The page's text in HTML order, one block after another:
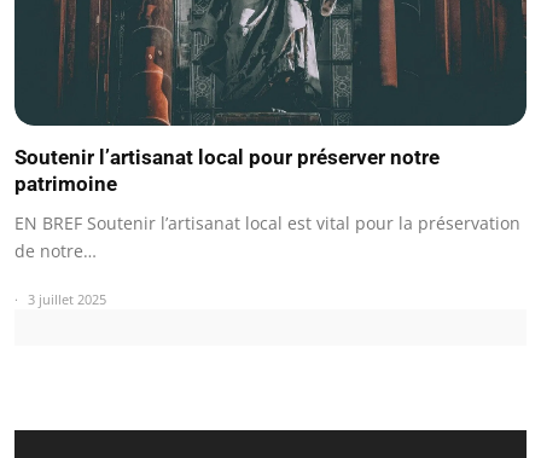
Soutenir l’artisanat local pour préserver notre
patrimoine
EN BREF Soutenir l’artisanat local est vital pour la préservation
de notre…
3 juillet 2025